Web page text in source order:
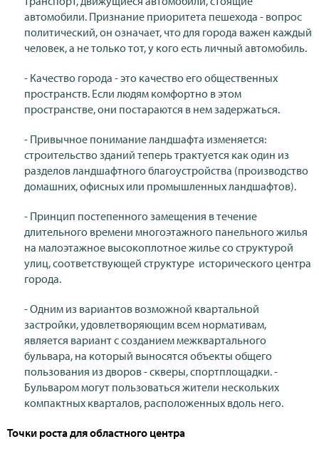
автомобили. Признание приоритета пешехода - вопрос
политический, он означает, что для города важен каждый
человек, а не только тот, у кого есть личный автомобиль.
- Качество города - это качество его общественных
пространств. Если людям комфортно в этом
пространстве, они постараются в нем задержаться.
- Привычное понимание ландшафта изменяется:
строительство зданий теперь трактуется как один из
разделов ландшафтного благоустройства (производство
домашних, офисных или промышленных ландшафтов).
- Принцип постепенного замещения в течение
длительного времени многоэтажного панельного жилья
на малоэтажное высокоплотное жилье со структурой
улиц, соответствующей структуре исторического центра
города.
- Одним из вариантов возможной квартальной
застройки, удовлетворяющим всем нормативам,
является вариант с созданием межквартального
бульвара, на который выносятся объекты общего
пользования из дворов - скверы, спортплощадки. -
Бульваром могут пользоваться жители нескольких
компактных кварталов, расположенных вдоль него.
Точки роста для областного центра